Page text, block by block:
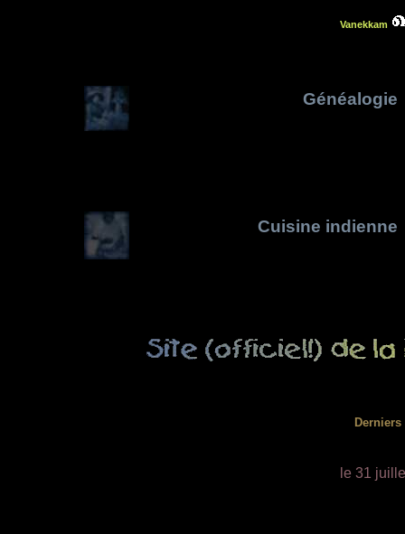
Vanekkam
Généalogie
Cuisine indienne
le 31